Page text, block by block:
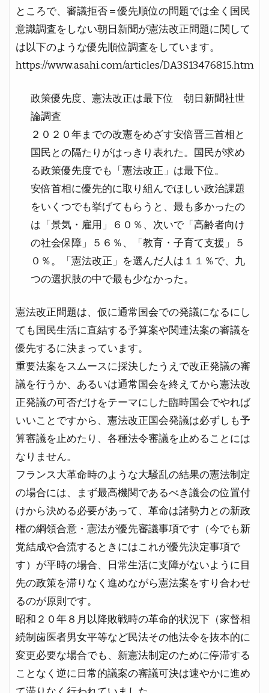
ところで、審議拒否＝優先順位の問題では全く国民
意識調査をしない朝日新聞が憲法改正問題に関して
は以下のような優先順位調査をしています。
https://www.asahi.com/articles/DA3S13476815.htm
政策優先度、憲法改正は最下位 朝日新聞社世
論調査
２０２０年までの改憲をめざす安倍晋三首相と
国民との隔たりがはっきり表れた。国民が求め
る政策優先度でも「憲法改正」は最下位。
安倍首相に優先的に取り組んでほしい政治課題
をいくつでも挙げてもらうと、最も多かったの
は「景気・雇用」６０％、次いで「高齢者向け
の社会保障」５６％、「教育・子育て支援」５
０％。「憲法改正」を選んだ人は１１％で、九
つの選択肢の中で最も少なかった。
憲法改正問題は、仮に通常国会での発議になるにし
ても国民生活に直結する予算案や関連法案の審議を
優先するに決まっています。
重要法案をスムースに採決したうえで改正発議の審
議を行うか、あるいは通常国会を終えてから憲法改
正発議の可否だけをテーマにした臨時国会でやれば
いいことですから、憲法改正国会発議は必ずしも予
算審議を止めたり、各種法令審議を止めることには
なりません。
フランス大革命時のような大騒乱の結果の憲法制定
の場合には、まず最高機関であるべき議会の位置付
けから決める必要があって、革命は諸勢力との新政
権の綱領合意・憲法が優先審議事項です（今でも新
党結成や合流するときにはこれが優先決定事項で
す）が平時の場合、日常生活に支障がないように目
先の政策を滞りなく進めながら憲法案をすり合わせ
るのが原則です。
昭和２０年８月以降敗戦時の革命的状況下（家督相
続制歯医者男女平等など民法その他法令を抜本的に
変更必要な場合でも、新憲法制定のために停滞する
ことなく逆に日常的議案の審議可決は速やかに進め